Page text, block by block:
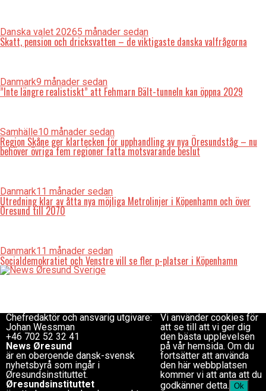
Danska valet 20265 månader sedan
Skatt, pension och dricksvatten – de viktigaste danska valfrågorna
Danmark9 månader sedan
”Inte längre realistiskt” att Fehmarn Bält-tunneln kan öppna 2029
Samhälle10 månader sedan
Region Skåne ger klartecken för upphandling av nya Öresundståg – nu
behöver övriga fem regioner fatta motsvarande beslut
Danmark11 månader sedan
Utredning klar av åtta nya möjliga Metrolinjer i Köpenhamn och över
Öresund till 2070
Danmark11 månader sedan
Socialdemokratiet och Venstre vill se fler p-platser i Köpenhamn
Chefredaktör och ansvarig utgivare:
Johan Wessman
+46 702 52 32 41
News Øresund
är en oberoende dansk-svensk
nyhets­byrå som ingår i
Øresundsinstituttet.
Øresundsinstituttet
Vi använder cookies för
att se till att vi ger dig
den bästa upplevelsen
på vår hemsida. Om du
fortsätter att använda
den här webbplatsen
kommer vi att anta att du
godkänner detta. Ok